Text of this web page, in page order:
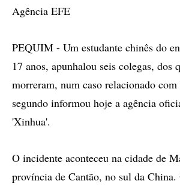
Agência EFE
PEQUIM - Um estudante chinês do
17 anos, apunhalou seis colegas, dos
morreram, num caso relacionado
segundo informou hoje a agência
'Xinhua'.
O incidente aconteceu na cidade de
província de Cantão, no sul da China.